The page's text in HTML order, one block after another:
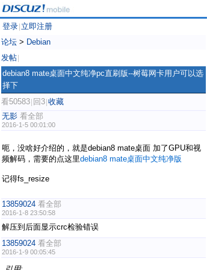
登录 立即注册
论坛 > Debian
发帖
debian8 mate桌面中文纯净pc直刷版--树莓网卡用户可以选
择下
看50583 回3 收藏
无影 看全部
2016-1-5 00:01:00
呃，没啥好介绍的，就是debian8 mate桌面 加了GPU和视
频解码，需要的点这里debian8 mate桌面中文纯净版
记得fs_resize
13859024 看全部
2016-1-8 23:50:58
解压到后面显示crc检验错误
13859024 看全部
2016-1-9 00:05:45